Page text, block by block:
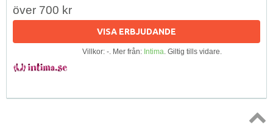
över 700 kr
VISA ERBJUDANDE
Villkor: -. Mer från: Intima. Giltig tills vidare.